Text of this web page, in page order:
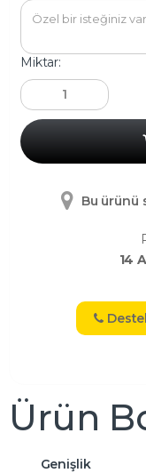
Miktar:
Bu ürünü
14
Ürün
Genişlik